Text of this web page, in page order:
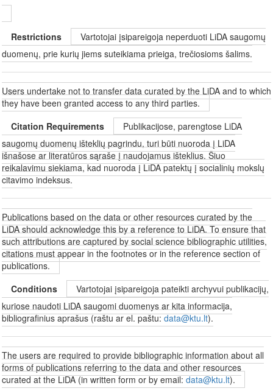
Restrictions
Vartotojai įsipareigoja neperduoti LiDA saugomų
duomenų, prie kurių jiems suteikiama prieiga, trečiosioms šalims.
Users undertake not to transfer data curated by the LiDA and to which
they have been granted access to any third parties.
Citation Requirements
Publikacijose, parengtose LiDA
saugomų duomenų išteklių pagrindu, turi būti nuoroda į LiDA
išnašose ar literatūros sąraše į naudojamus išteklius. Šiuo
reikalavimu siekiama, kad nuoroda į LiDA patektų į socialinių mokslų
citavimo indeksus.
Publications based on the data or other resources curated by the
LiDA should acknowledge this by a reference to LiDA. To ensure that
such attributions are captured by social science bibliographic utilities,
citations must appear in the footnotes or in the reference section of
publications.
Conditions
Vartotojai įsipareigoja pateikti archyvui publikacijų,
kuriose naudoti LiDA saugomi duomenys ar kita informacija,
bibliografinius aprašus (raštu ar el. paštu:data@ktu.lt).
The users are required to provide bibliographic information about all
forms of publications referring to the data and other resources
curated at the LiDA (in written form or by email:data@ktu.lt).